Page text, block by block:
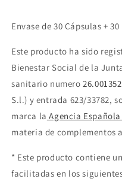
Envase de 30 Cápsulas +
Este producto ha sido
Bienestar Social de la
sanitario numero
S.l.) y entrada 623/33782,
marca la Agencia
materia de complementos
* Este producto contiene
facilitadas en los